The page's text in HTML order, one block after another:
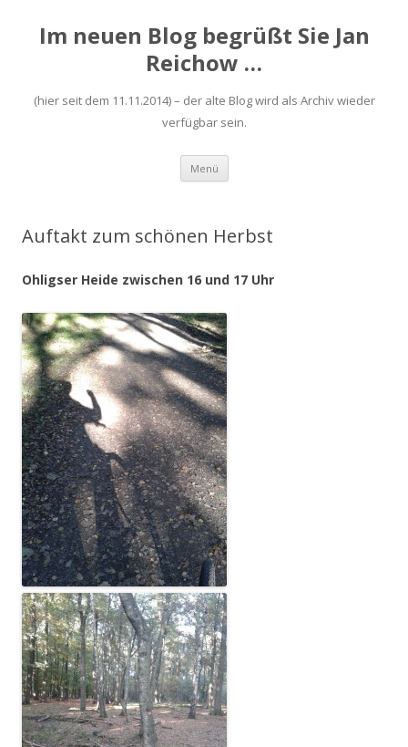
Im neuen Blog begrüßt Sie Jan
Reichow …
(hier seit dem 11.11.2014) – der alte Blog wird als Archiv wieder
verfügbar sein.
Menü Zum
springen
Auftakt zum schönen Herbst
Ohligser Heide zwischen 16 und 17 Uhr